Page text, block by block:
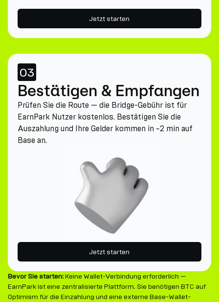
Jetzt starten
03
Bestätigen & Empfangen
Prüfen Sie die Route — die Bridge-Gebühr ist für
EarnPark Nutzer kostenlos. Bestätigen Sie die
Auszahlung und Ihre Gelder kommen in ~2 min auf
Base an.
Jetzt starten
Bevor Sie starten:Keine Wallet-Verbindung erforderlich —
EarnPark ist eine zentralisierte Plattform. Sie benötigen BTC auf
Optimism für die Einzahlung und eine externe Base-Wallet-